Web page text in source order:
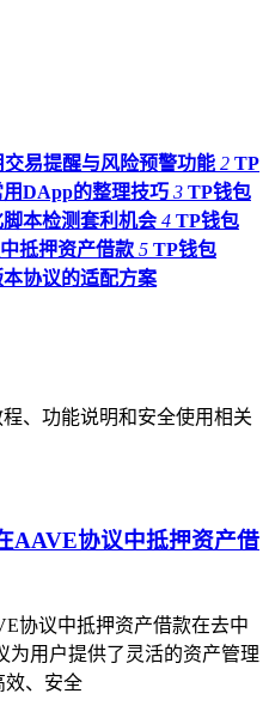
易提醒与风险预警功能 2 TP
DApp的整理技巧 3 TP钱包
本检测套利机会 4 TP钱包
抵押资产借款 5 TP钱包
协议的适配方案
、功能说明和安全使用相关
AAVE协议中抵押资产借
协议中抵押资产借款在去中
为用户提供了灵活的资产管理
效、安全